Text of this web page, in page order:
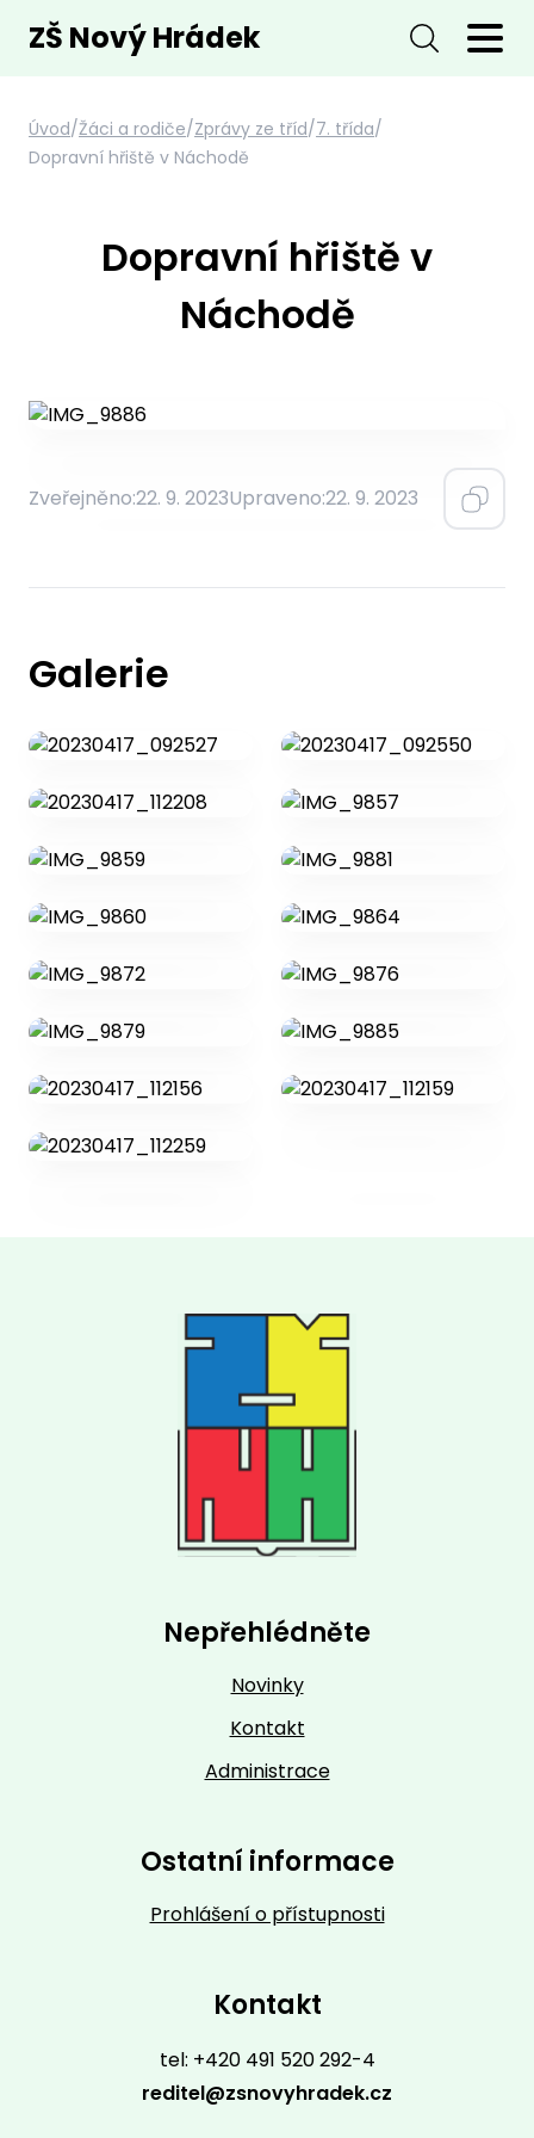
ZŠ Nový Hrádek
Úvod/Žáci a rodiče/Zprávy ze tříd/7. třída/
Dopravní hřiště v Náchodě
Dopravní hřiště v
Náchodě
Zveřejněno:22. 9. 2023Upraveno:22. 9. 2023
Galerie
Nepřehlédněte
Novinky
Kontakt
Administrace
Ostatní informace
Prohlášení o přístupnosti
Kontakt
tel: +420 491 520 292-4
reditel@zsnovyhradek.cz